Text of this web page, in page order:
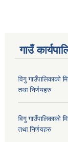
गाउँ
विगु गाउँपालिकाको
तथा निर्णयहरु
विगु गाउँपालिकाको
तथा निर्णयहरु